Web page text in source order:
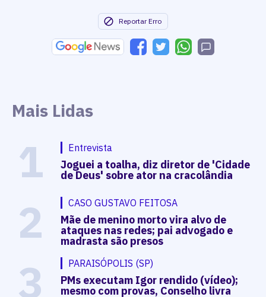
Reportar Erro
Mais Lidas
1 Entrevista
Joguei a toalha, diz diretor de 'Cidade
de Deus' sobre ator na cracolândia
2 CASO GUSTAVO FEITOSA
Mãe de menino morto vira alvo de
ataques nas redes; pai advogado e
madrasta são presos
3 PARAISÓPOLIS (SP)
PMs executam Igor rendido (vídeo);
mesmo com provas, Conselho livra